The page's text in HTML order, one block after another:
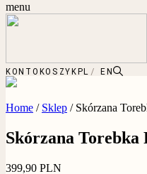
menu
KONTOKOSZYKPL EN
Home / Sklep / Skórzana
Skórzana Torebka
399,90 PLN